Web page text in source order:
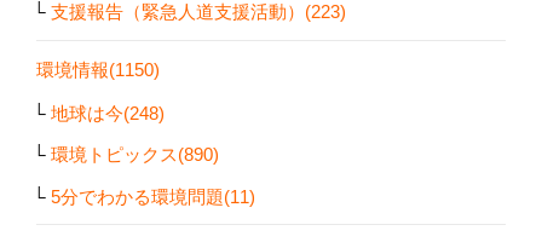
支援報告（緊急人道支援活動）(223)
環境情報(1150)
地球は今(248)
環境トピックス(890)
5分でわかる環境問題(11)